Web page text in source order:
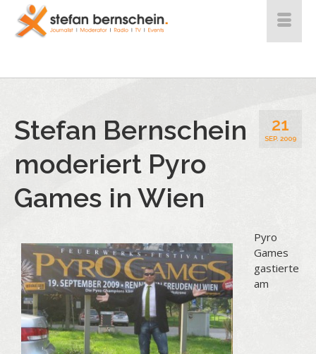
21
SEP. 2009
Stefan Bernschein
moderiert Pyro
Games in Wien
Pyro
Games
gastierte
am